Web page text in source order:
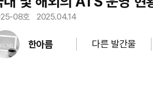
08호 2025.04.14
한아름 다른 발간물